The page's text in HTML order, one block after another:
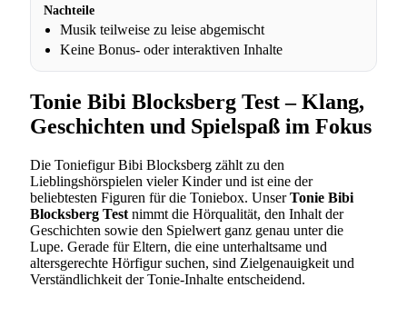
Nachteile
Musik teilweise zu leise abgemischt
Keine Bonus- oder interaktiven Inhalte
Tonie Bibi Blocksberg Test – Klang,
Geschichten und Spielspaß im Fokus
Die Toniefigur Bibi Blocksberg zählt zu den
Lieblingshörspielen vieler Kinder und ist eine der
beliebtesten Figuren für die Toniebox. UnserTonie Bibi
Blocksberg Test nimmt die Hörqualität, den Inhalt der
Geschichten sowie den Spielwert ganz genau unter die
Lupe. Gerade für Eltern, die eine unterhaltsame und
altersgerechte Hörfigur suchen, sind Zielgenauigkeit und
Verständlichkeit der Tonie-Inhalte entscheidend.